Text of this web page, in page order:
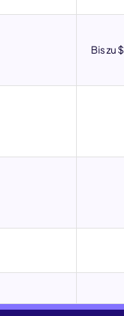
Bis zu